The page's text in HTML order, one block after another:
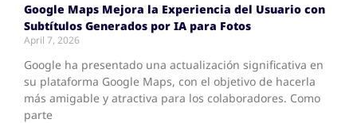
Google Maps Mejora la Experiencia del Usuario con
Subtítulos Generados por IA para Fotos
April 7, 2026
Google ha presentado una actualización significativa en
su plataforma Google Maps, con el objetivo de hacerla
más amigable y atractiva para los colaboradores. Como
parte